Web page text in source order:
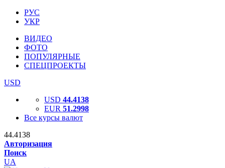
РУС
УКР
ВИДЕО
ФОТО
ПОПУЛЯРНЫЕ
СПЕЦПРОЕКТЫ
USD
USD 44.4138
EUR 51.2998
Все курсы валют
44.4138
Авторизация
Поиск
UA